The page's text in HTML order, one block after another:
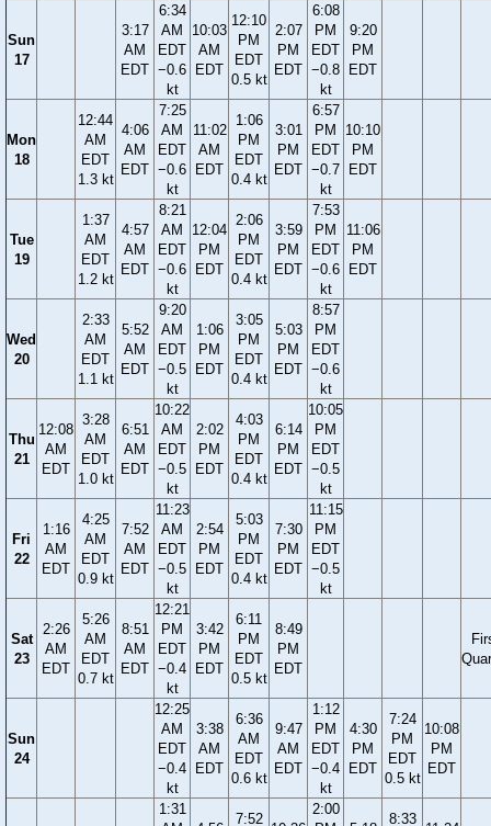
Sun
17
3:17
AM
EDT
6:34
AM
EDT
−0.6
kt
10:03
AM
EDT
12:10
PM
EDT
0.5 kt
2:07
PM
EDT
6:08
PM
EDT
−0.8
kt
9:20
PM
EDT
Mon
18
12:44
AM
EDT
1.3 kt
4:06
AM
EDT
7:25
AM
EDT
−0.6
kt
11:02
AM
EDT
1:06
PM
EDT
0.4 kt
3:01
PM
EDT
6:57
PM
EDT
−0.7
kt
10:10
PM
EDT
Tue
19
1:37
AM
EDT
1.2 kt
4:57
AM
EDT
8:21
AM
EDT
−0.6
kt
12:04
PM
EDT
2:06
PM
EDT
0.4 kt
3:59
PM
EDT
7:53
PM
EDT
−0.6
kt
11:06
PM
EDT
Wed
20
2:33
AM
EDT
1.1 kt
5:52
AM
EDT
9:20
AM
EDT
−0.5
kt
1:06
PM
EDT
3:05
PM
EDT
0.4 kt
5:03
PM
EDT
8:57
PM
EDT
−0.6
kt
Thu
21
12:08
AM
EDT
3:28
AM
EDT
1.0 kt
6:51
AM
EDT
10:22
AM
EDT
−0.5
kt
2:02
PM
EDT
4:03
PM
EDT
0.4 kt
6:14
PM
EDT
10:05
PM
EDT
−0.5
kt
Fri
22
1:16
AM
EDT
4:25
AM
EDT
0.9 kt
7:52
AM
EDT
11:23
AM
EDT
−0.5
kt
2:54
PM
EDT
5:03
PM
EDT
0.4 kt
7:30
PM
EDT
11:15
PM
EDT
−0.5
kt
Sat
23
2:26
AM
EDT
5:26
AM
EDT
0.7 kt
8:51
AM
EDT
12:21
PM
EDT
−0.4
kt
3:42
PM
EDT
6:11
PM
EDT
0.5 kt
8:49
PM
EDT
Sun
24
12:25
AM
EDT
−0.4
kt
3:38
AM
EDT
6:36
AM
EDT
0.6 kt
9:47
AM
EDT
1:12
PM
EDT
−0.4
kt
4:30
PM
EDT
7:24
PM
EDT
0.5 kt
10:08
PM
EDT
1:31
7:52
2:00
8:33